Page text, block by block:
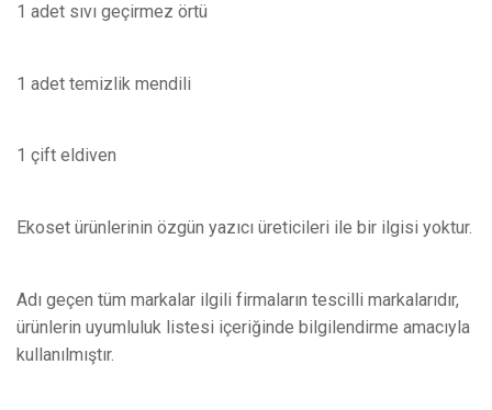
1 adet sıvı geçirmez örtü
1 adet temizlik mendili
1 çift eldiven
Ekoset ürünlerinin özgün yazıcı üreticileri ile bir ilgisi yoktur.
Adı geçen tüm markalar ilgili firmaların tescilli markalarıdır,
ürünlerin uyumluluk listesi içeriğinde bilgilendirme amacıyla
kullanılmıştır.